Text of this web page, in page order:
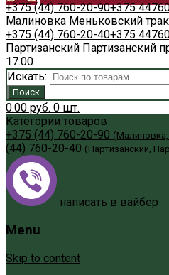
+375 (44) 760-20-90+375 44
Малиновка Меньковский
+375 (44) 760-20-40+375 44
Партизанский Партизанский
17.00
Искать:
Поиск
0.00 руб. 0 шт.
Категории товаров
+375 (44) 760-20-90
(44) 760-20-40 (Партизанский,
написать в вайбер
Menu
Skip to content